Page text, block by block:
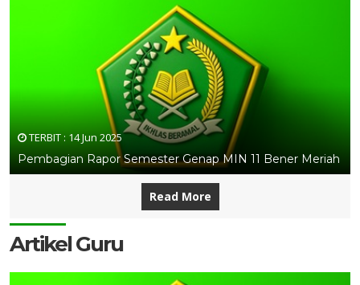
TERBIT : 14 Jun 2025
Pembagian Rapor Semester Genap MIN 11 Bener Meriah
Read More
Artikel Guru